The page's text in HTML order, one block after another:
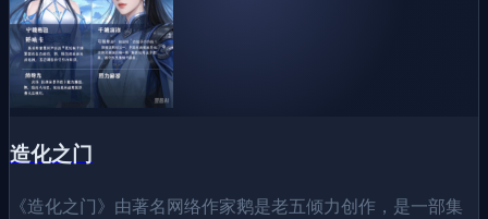
造化之门
《造化之门》由著名网络作家鹅是老五倾力创作，是一部集